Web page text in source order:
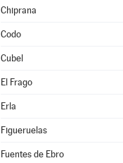
Chiprana
Codo
Cubel
El Frago
Erla
Figueruelas
Fuentes de Ebro